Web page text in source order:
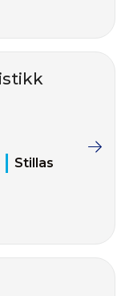
Stillas